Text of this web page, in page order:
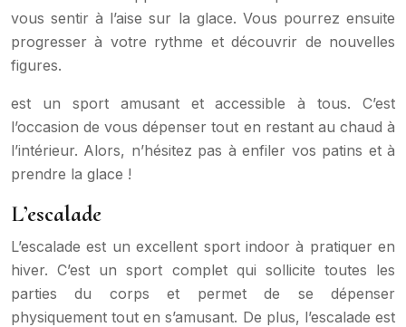
vous sentir à l’aise sur la glace. Vous pourrez ensuite
progresser à votre rythme et découvrir de nouvelles
figures.
est un sport amusant et accessible à tous. C’est
l’occasion de vous dépenser tout en restant au chaud à
l’intérieur. Alors, n’hésitez pas à enfiler vos patins et à
prendre la glace !
L’escalade
L’escalade est un excellent sport indoor à pratiquer en
hiver. C’est un sport complet qui sollicite toutes les
parties du corps et permet de se dépenser
physiquement tout en s’amusant. De plus, l’escalade est